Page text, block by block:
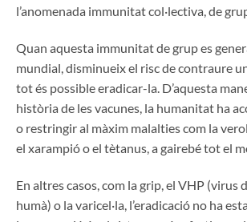
l’anomenada immunitat col·lectiva, de
Quan aquesta immunitat de grup es
mundial, disminueix el risc de contraure
tot és possible eradicar-la. D’aquesta
història de les vacunes, la humanitat ha
o restringir al màxim malalties com la
el xarampió o el tètanus, a gairebé tot el
En altres casos, com la grip, el VHP (virus
humà) o la varicel·la, l’eradicació no ha